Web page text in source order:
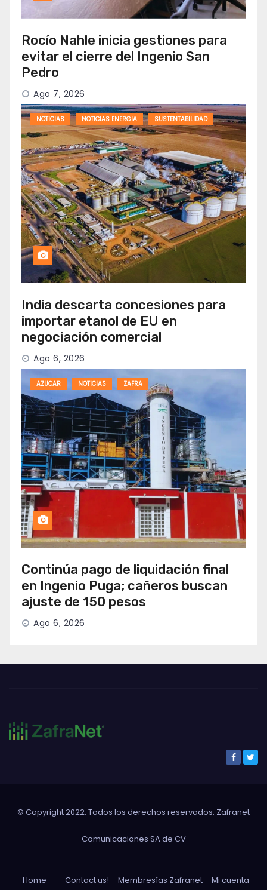
Rocío Nahle inicia gestiones para
evitar el cierre del Ingenio San
Pedro
Ago 7, 2026
NOTICIAS NOTICIAS ENERGIA SUSTENTABILIDAD
India descarta concesiones para
importar etanol de EU en
negociación comercial
Ago 6, 2026
AZUCAR NOTICIAS ZAFRA
Continúa pago de liquidación final
en Ingenio Puga; cañeros buscan
ajuste de 150 pesos
Ago 6, 2026
© Copyright 2022. Todos los derechos reservados. Zafranet
Comunicaciones SA de CV
Home Contact us! Membresías Zafranet Mi cuenta